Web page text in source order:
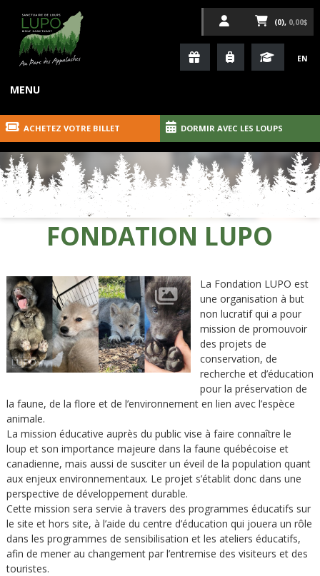
(0), 0,00$
EN
MENU
ACHETEZ VOTRE BILLET DORMIR AVEC LES LOUPS
FONDATION LUPO
La Fondation LUPO est
une organisation à but
non lucratif qui a pour
mission de promouvoir
des projets de
conservation, de
recherche et d’éducation
pour la préservation de
la faune, de la flore et de l’environnement en lien avec l’espèce
animale.
La mission éducative auprès du public vise à faire connaître le
loup et son importance majeure dans la faune québécoise et
canadienne, mais aussi de susciter un éveil de la population quant
aux enjeux environnementaux. Le projet s’établit donc dans une
perspective de développement durable.
Cette mission sera servie à travers des programmes éducatifs sur
le site et hors site, à l’aide du centre d’éducation qui jouera un rôle
dans les programmes de sensibilisation et les ateliers éducatifs,
afin de mener au changement par l’entremise des visiteurs et des
touristes.